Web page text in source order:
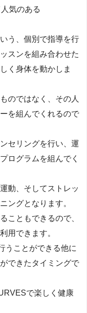
気のある
う、個別で指導を行
スンを組み合わせた
く身体を動かしま
のではなく、その人
を組んでくれるので
セリングを行い、運
ログラムを組んでく
動、そしてストレッ
ングとなります。
こともできるので、
用できます。
うことができる他に
できたタイミングで
で楽しく健康